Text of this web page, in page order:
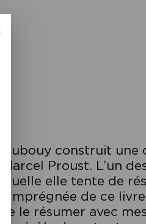
Aubouy construit
Proust. L’un
elle tente de
Imprégnée de ce
le résumer avec